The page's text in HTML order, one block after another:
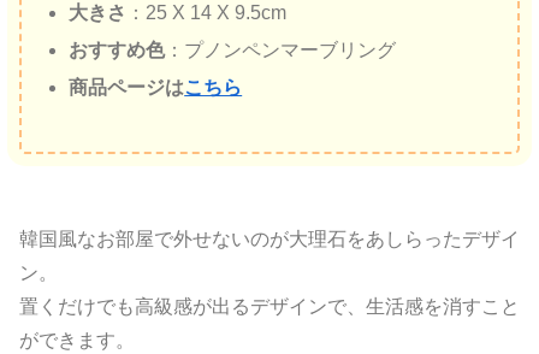
大きさ ：25 X 14 X 9.5cm
おすすめ色：プノンペンマーブリング
商品ページはこちら
韓国風なお部屋で外せないのが大理石をあしらったデザイ
ン。
置くだけでも高級感が出るデザインで、生活感を消すこと
ができます。